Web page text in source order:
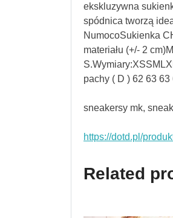
ekskluzywna
spódnica tworzą
NumocoSukienka
materiału (+/- 2
pachy ( D ) 62 63
sneakersy mk,
https://dotd.pl/
Related